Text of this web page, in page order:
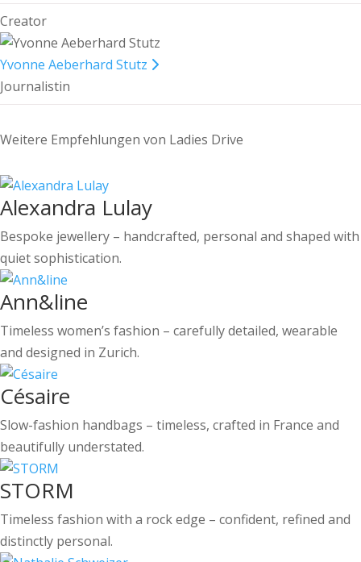
Creator
Yvonne Aeberhard Stutz
Journalistin
Weitere Empfehlungen von Ladies Drive
Alexandra Lulay
Bespoke jewellery – handcrafted, personal and shaped with
quiet sophistication.
Ann&line
Timeless women’s fashion – carefully detailed, wearable
and designed in Zurich.
Césaire
Slow-fashion handbags – timeless, crafted in France and
beautifully understated.
STORM
Timeless fashion with a rock edge – confident, refined and
distinctly personal.